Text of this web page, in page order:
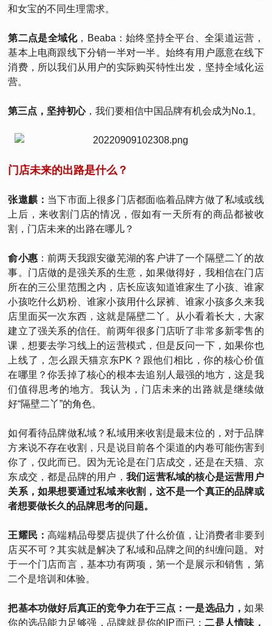
和女宝的不同生理需求。
第二点是全域化，Beaba：始终坚持全平台、全渠道运营，
基本上电商跟线下分销一半对一半。始终有用户愿意在线下
消费，所以我们从用户的实际购买特性出发，坚持全域化运
营。
第三点，坚持初心，我们要相信中国品牌有机会成为No.1。
门店未来的出路是什么？
张遨麒： 当下市面上很多门店都面临着品牌方做了私域或线
上后，来收割门店的情况，假如有一天所有的商品都被收
割，门店未来的出路在哪儿？
俞小惠 ：前两天我跟安徽芜湖的客户讲了一个隔壁二丫的故
事。门店做的是强关系的生意，如果做得好，我相信在门店
所在的三公里范围之内，店长应该知道谁家生了小孩、谁家
小孩吃什么奶粉、谁家小孩用什么尿裤、谁家小孩多久来我
店里面买一次东西，这就是隔壁二丫。从小看着长大，大家
建立了强关系的信任。前两年很多门店听了非常多新零售的
课，想要去学习线上的运营模式，但是反问一下，如果你也
上线了，怎么跟天猫京东PK？跟他们相比，你的核心价值
在哪里？你丢掉了核心的根本去追别人最强的地方，这是我
们值得思考的地方。我认为，门店未来的出路就是继续做
好“隔壁二丫”的角色。
如何看待品牌做私域？私域用来收割是最末位的，对于品牌
方来说不存在收割，只是说目前各个渠道的内卷可能伤害到
你了，仅此而已。因为无论是在门店成交，还是在天猫、京
东成交，都是品牌的用户， 我们运营私域的核心是运营用户
关系，如果想要通过私域来收割，这不是一个真正的品牌或
者想要做长久的品牌思考的问题。
王耀民：高端精品母婴店提供了什么价值，让消费者非要到
店买不可？其实就是解决了私域和品牌之间的纠缠问题。对
于一个门店而言，基本功有两项，第一个是展示和销售，第
二个是培训和体验。
把基本功做好后真正的竞争力在于三点：一是选品力，如果
你的选品能力足够强，品牌就是你的IP而已；二是人情味，